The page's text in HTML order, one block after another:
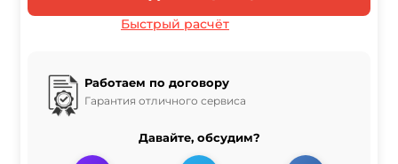
Быстрый расчёт
Работаем по договору
Гарантия отличного сервиса
Давайте, обсудим?